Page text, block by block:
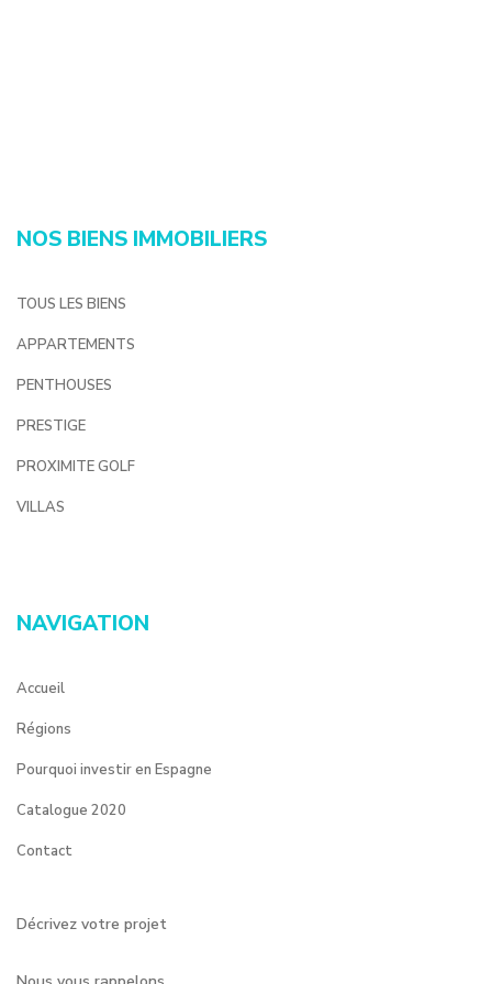
NOS BIENS IMMOBILIERS
TOUS LES BIENS
APPARTEMENTS
PENTHOUSES
PRESTIGE
PROXIMITE GOLF
VILLAS
NAVIGATION
Accueil
Régions
Pourquoi investir en Espagne
Catalogue 2020
Contact
Décrivez votre projet